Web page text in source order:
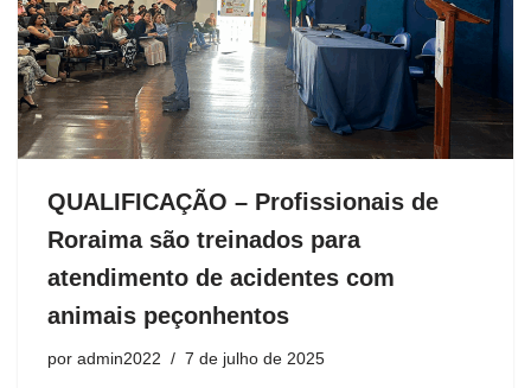
QUALIFICAÇÃO – Profissionais de
Roraima são treinados para
atendimento de acidentes com
animais peçonhentos
por admin2022 7 de julho de 2025